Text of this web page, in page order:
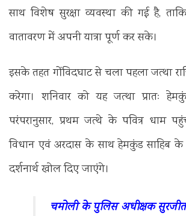
साथ विशेष सुरक्षा व्यवस्था की गई है, ताकि
वातावरण में अपनी यात्रा पूर्ण कर सके।
इसके तहत गोंविदघाट से चला पहला जत्था
करेगा। शनिवार को यह जत्था प्रातः
परंपरानुसार, प्रथम जत्थे के पवित्र धाम
विधान एवं अरदास के साथ हेमकुंड साहिब
दर्शनार्थ खोल दिए जाएंगे।
चमोली के पुलिस अधीक्षक